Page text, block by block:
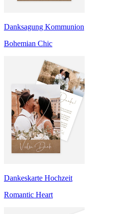
Danksagung Kommunion
Bohemian Chic
Dankeskarte Hochzeit
Romantic Heart